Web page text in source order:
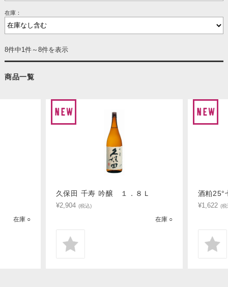
在庫：
8件中1件～8件を表示
商品一覧
在庫 ○
久保田 千寿 吟醸 １．８Ｌ
¥2,904 (税込)
在庫 ○
酒粕25°
¥1,622 (税